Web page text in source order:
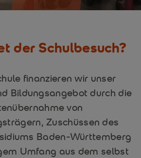
der Schulbesuch?
finanzieren wir unser
Bildungsangebot durch die
von
Zuschüssen des
Baden-Württemberg
Umfang aus dem selbst